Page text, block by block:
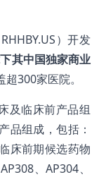
）开发
其中国独家商业
超300家医院。
及临床前产品组
品组成，包括：
床前期候选药物
、AP304、